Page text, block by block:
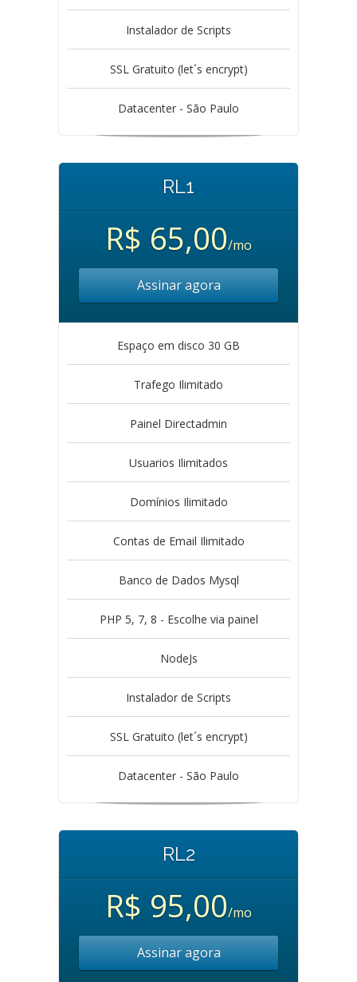
Instalador de Scripts
SSL Gratuito (let´s encrypt)
Datacenter - São Paulo
RL1
R$ 65,00/mo
Assinar agora
Espaço em disco 30 GB
Trafego Ilimitado
Painel Directadmin
Usuarios Ilimitados
Domínios Ilimitado
Contas de Email Ilimitado
Banco de Dados Mysql
PHP 5, 7, 8 - Escolhe via painel
NodeJs
Instalador de Scripts
SSL Gratuito (let´s encrypt)
Datacenter - São Paulo
RL2
R$ 95,00/mo
Assinar agora